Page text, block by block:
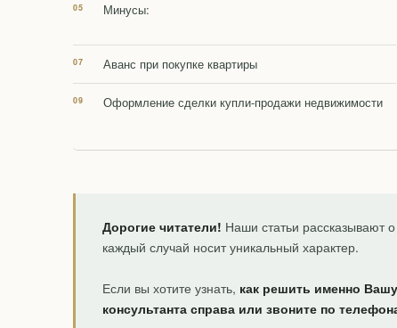
Минусы:
Аванс при покупке квартиры
Оформление сделки купли-продажи недвижимости
Дорогие читатели! Наши статьи рассказывают
каждый случай носит уникальный характер.
Если вы хотите узнать, как решить именно
консультанта справа или звоните по